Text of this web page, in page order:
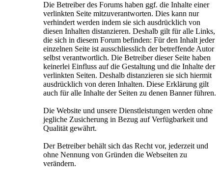
Die Betreiber des Forums haben ggf. die Inhalte einer
verlinkten Seite mitzuverantworten. Dies kann nur
verhindert werden indem sie sich ausdrücklich von
diesen Inhalten distanzieren. Deshalb gilt für alle Links,
die sich in diesem Forum befinden: Für den Inhalt jeder
einzelnen Seite ist ausschliesslich der betreffende Autor
selbst verantwortlich. Die Betreiber dieser Seite haben
keinerlei Einfluss auf die Gestaltung und die Inhalte der
verlinkten Seiten. Deshalb distanzieren sie sich hiermit
ausdrücklich von deren Inhalten. Diese Erklärung gilt
auch für alle Inhalte der Seiten zu denen Banner führen.
Die Website und unsere Dienstleistungen werden ohne
jegliche Zusicherung in Bezug auf Verfügbarkeit und
Qualität gewährt.
Der Betreiber behält sich das Recht vor, jederzeit und
ohne Nennung von Gründen die Webseiten zu
verändern.